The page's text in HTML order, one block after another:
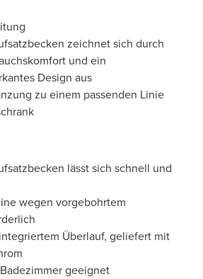
zeichnet sich durch
und ein
Design aus
zu einem passenden Linie
lässt sich schnell und
wegen vorgebohrtem
Überlauf, geliefert mit
geeignet